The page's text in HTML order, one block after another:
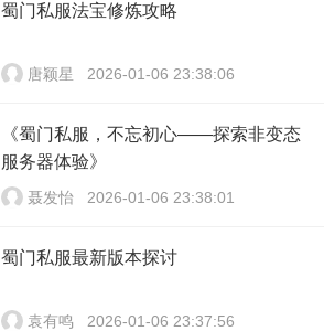
蜀门私服法宝修炼攻略
唐颖星 2026-01-06 23:38:06
《蜀门私服，不忘初心——探索非变态
服务器体验》
聂发怡 2026-01-06 23:38:01
蜀门私服最新版本探讨
袁有鸣 2026-01-06 23:37:56